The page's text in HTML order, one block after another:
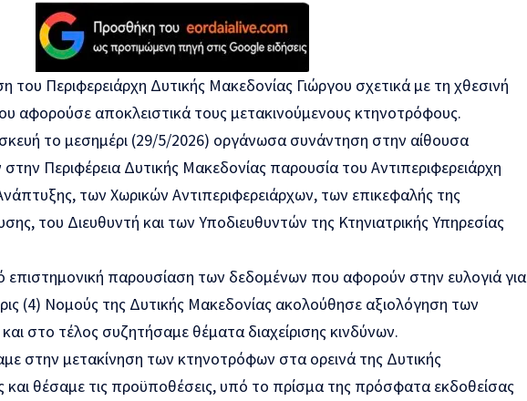
του Περιφερειάρχη Δυτικής Μακεδονίας Γιώργου σχετικά με τη χθεσινή
αφορούσε αποκλειστικά τους μετακινούμενους κτηνοτρόφους.
το μεσημέρι (29/5/2026) οργάνωσα συνάντηση στην αίθουσα
Περιφέρεια Δυτικής Μακεδονίας παρουσία του Αντιπεριφερειάρχη
των Χωρικών Αντιπεριφερειάρχων, των επικεφαλής της
του Διευθυντή και των Υποδιευθυντών της Κτηνιατρικής Υπηρεσίας
παρουσίαση των δεδομένων που αφορούν στην ευλογιά για
(4) Νομούς της Δυτικής Μακεδονίας ακολούθησε αξιολόγηση των
στο τέλος συζητήσαμε θέματα διαχείρισης κινδύνων.
στην μετακίνηση των κτηνοτρόφων στα ορεινά της Δυτικής
και θέσαμε τις προϋποθέσεις, υπό το πρίσμα της πρόσφατα εκδοθείσας